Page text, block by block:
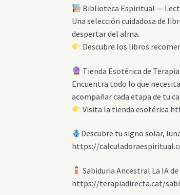
Biblioteca Espiritual —
Una selección cuidadosa de
despertar del alma.
Descubre los libros
Tienda Esotérica de
Encuentra todo lo que
acompañar cada etapa de tu
Visita la tienda esotérica
Descubre tu signo solar,
https://
Sabiduria Ancestral La IA
https://terapiadirecta.cat/